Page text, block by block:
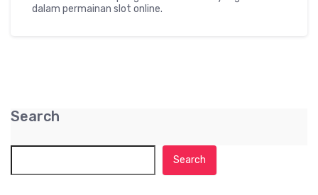
dalam permainan slot online.
Search
Search